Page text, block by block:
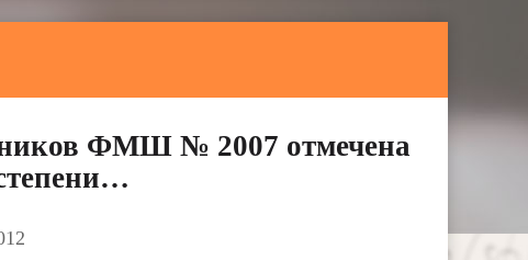
ФМШ № 2007 отмечена